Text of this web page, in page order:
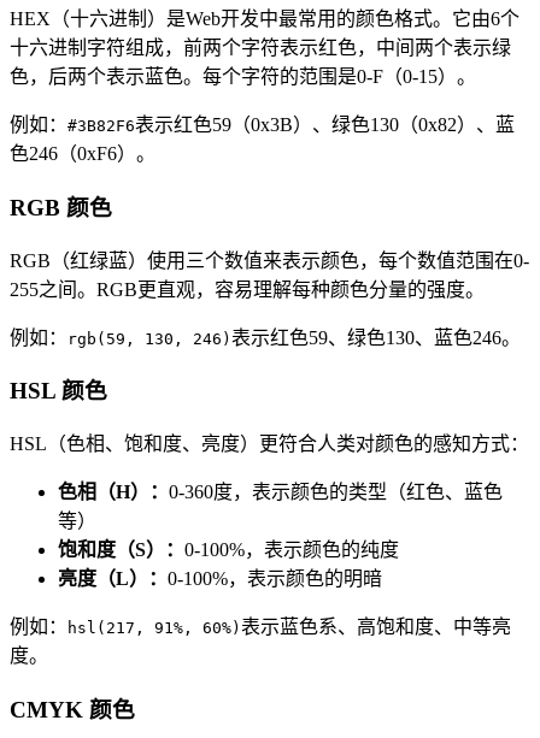
HEX（十六进制）是Web开发中最常用的颜色格式。它由6个
十六进制字符组成，前两个字符表示红色，中间两个表示绿
色，后两个表示蓝色。每个字符的范围是0-F（0-15）。
例如： #3B82F6表示红色59（0x3B）、绿色130（0x82）、蓝
色246（0xF6）。
RGB 颜色
RGB（红绿蓝）使用三个数值来表示颜色，每个数值范围在0-
255之间。RGB更直观，容易理解每种颜色分量的强度。
例如： rgb(59, 130, 246) 表示红色59、绿色130、蓝色246。
HSL 颜色
HSL（色相、饱和度、亮度）更符合人类对颜色的感知方式：
色相（H）： 0-360度，表示颜色的类型（红色、蓝色
等）
饱和度（S）： 0-100%，表示颜色的纯度
亮度（L）： 0-100%，表示颜色的明暗
例如： hsl(217, 91%, 60%) 表示蓝色系、高饱和度、中等亮
度。
CMYK 颜色